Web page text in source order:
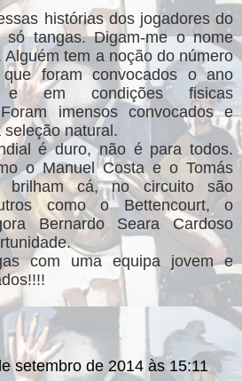
histórias dos jogadores do
tangas. Digam-me o nome
Alguém tem a noção do número
foram convocados o ano
e em condições fisicas
imensos convocados e
natural.
é duro, não é para todos.
o Manuel Costa e o Tomás
brilham cá, no circuito são
como o Bettencourt, o
Bernardo Seara Cardoso
com uma equipa jovem e
setembro de 2014 às 15:11